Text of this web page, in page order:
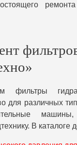
фильтры
для различных
В каталоге